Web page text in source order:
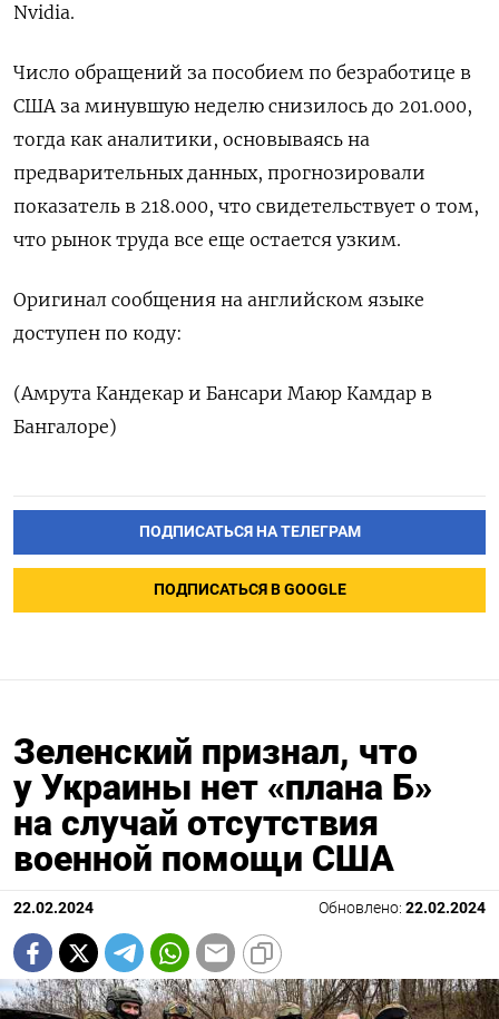
Nvidia.
Число обращений за пособием по безработице в
США за минувшую неделю снизилось до 201.000,
тогда как аналитики, основываясь на
предварительных данных, прогнозировали
показатель в 218.000, что свидетельствует о том,
что рынок труда все еще остается узким.
Оригинал сообщения на английском языке
доступен по коду:
(Амрута Кандекар и Бансари Маюр Камдар в
Бангалоре)
ПОДПИСАТЬСЯ НА ТЕЛЕГРАМ
ПОДПИСАТЬСЯ В GOOGLE
Зеленский признал, что
у Украины нет «плана Б»
на случай отсутствия
военной помощи США
22.02.2024 Обновлено: 22.02.2024